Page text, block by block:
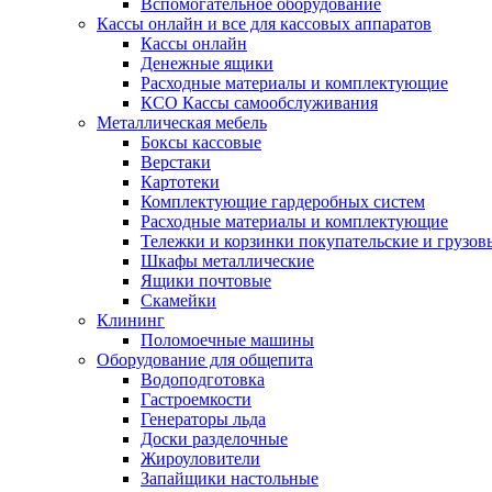
Вспомогательное оборудование
Кассы онлайн и все для кассовых аппаратов
Кассы онлайн
Денежные ящики
Расходные материалы и комплектующие
КСО Кассы самообслуживания
Металлическая мебель
Боксы кассовые
Верстаки
Картотеки
Комплектующие гардеробных систем
Расходные материалы и комплектующие
Тележки и корзинки покупательские и
Шкафы металлические
Ящики почтовые
Скамейки
Клининг
Поломоечные машины
Оборудование для общепита
Водоподготовка
Гастроемкости
Генераторы льда
Доски разделочные
Жироуловители
Запайщики настольные